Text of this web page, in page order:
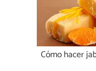
Cómo hacer